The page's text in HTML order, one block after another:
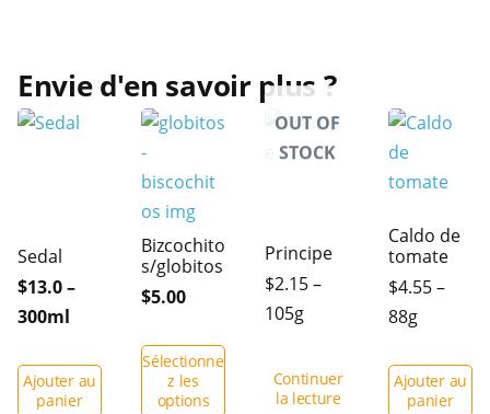
Envie d'en savoir plus ?
Sedal
$13.0 –
300ml
Ajouter au
panier
Bizcochito
s/globitos
$5.00
Sélectionne
z les
options
OUT OF
STOCK
Principe
$2.15 –
105g
Continuer
la lecture
Caldo de
tomate
$4.55 –
88g
Ajouter au
panier